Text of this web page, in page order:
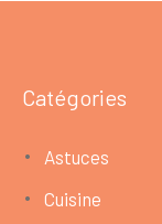
Catégories
Astuces
Cuisine